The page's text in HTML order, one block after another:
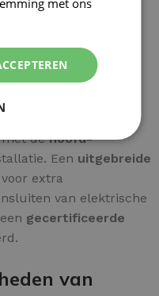
sluiten op de
De
met dehoofd-
Een uitgebreide
extra
van elektrische
gecertificeerde
van
met ons